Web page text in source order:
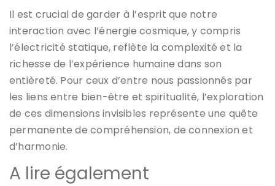
Il est crucial de garder à l’esprit que notre
interaction avec l’énergie cosmique, y compris
l’électricité statique, reflète la complexité et la
richesse de l’expérience humaine dans son
entièreté. Pour ceux d’entre nous passionnés par
les liens entre bien-être et spiritualité, l’exploration
de ces dimensions invisibles représente une quête
permanente de compréhension, de connexion et
d’harmonie.
A lire également